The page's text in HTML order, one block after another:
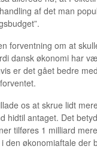
af det man
forventning om at
dansk økonomi har
er det gået bedre
os at skrue lidt
hidtil antaget. Det
tilføres 1 milliard
den økonomiaftale der